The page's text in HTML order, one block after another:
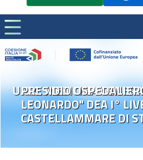
U.O.C. MEDICINA
PRESIDIO
LEONARDO" DEA I°
CASTELLAMMARE DI